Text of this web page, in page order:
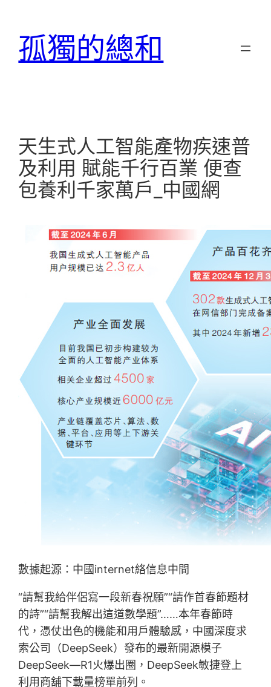
孤獨的總和
天生式人工智能產物疾速普
及利用 賦能千行百業 便查
包養利千家萬戶_中國網
數據起源：中國internet絡信息中間
“請幫我給伴侶寫一段新春祝願”“請作首春節題材
的詩”“請幫我解出這道數學題”……本年春節時
代，憑仗出色的機能和用戶體驗感，中國深度求
索公司（DeepSeek）發布的最新開源模子
DeepSeek—R1火爆出圈，DeepSeek敏捷登上
利用商舖下載量榜單前列。